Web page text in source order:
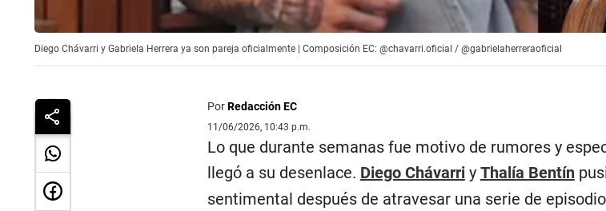
Diego Chávarri y Gabriela Herrera ya son pareja oficialmente | Composición EC: @chavarri.oficial / @gabrielaherreraoficial
PorRedacción EC
11/06/2026, 10:43 p.m.
Lo que durante semanas fue motivo de rumores y
llegó a su desenlace. Diego Chávarriy Thalía Bentín
sentimental después de atravesar una serie de